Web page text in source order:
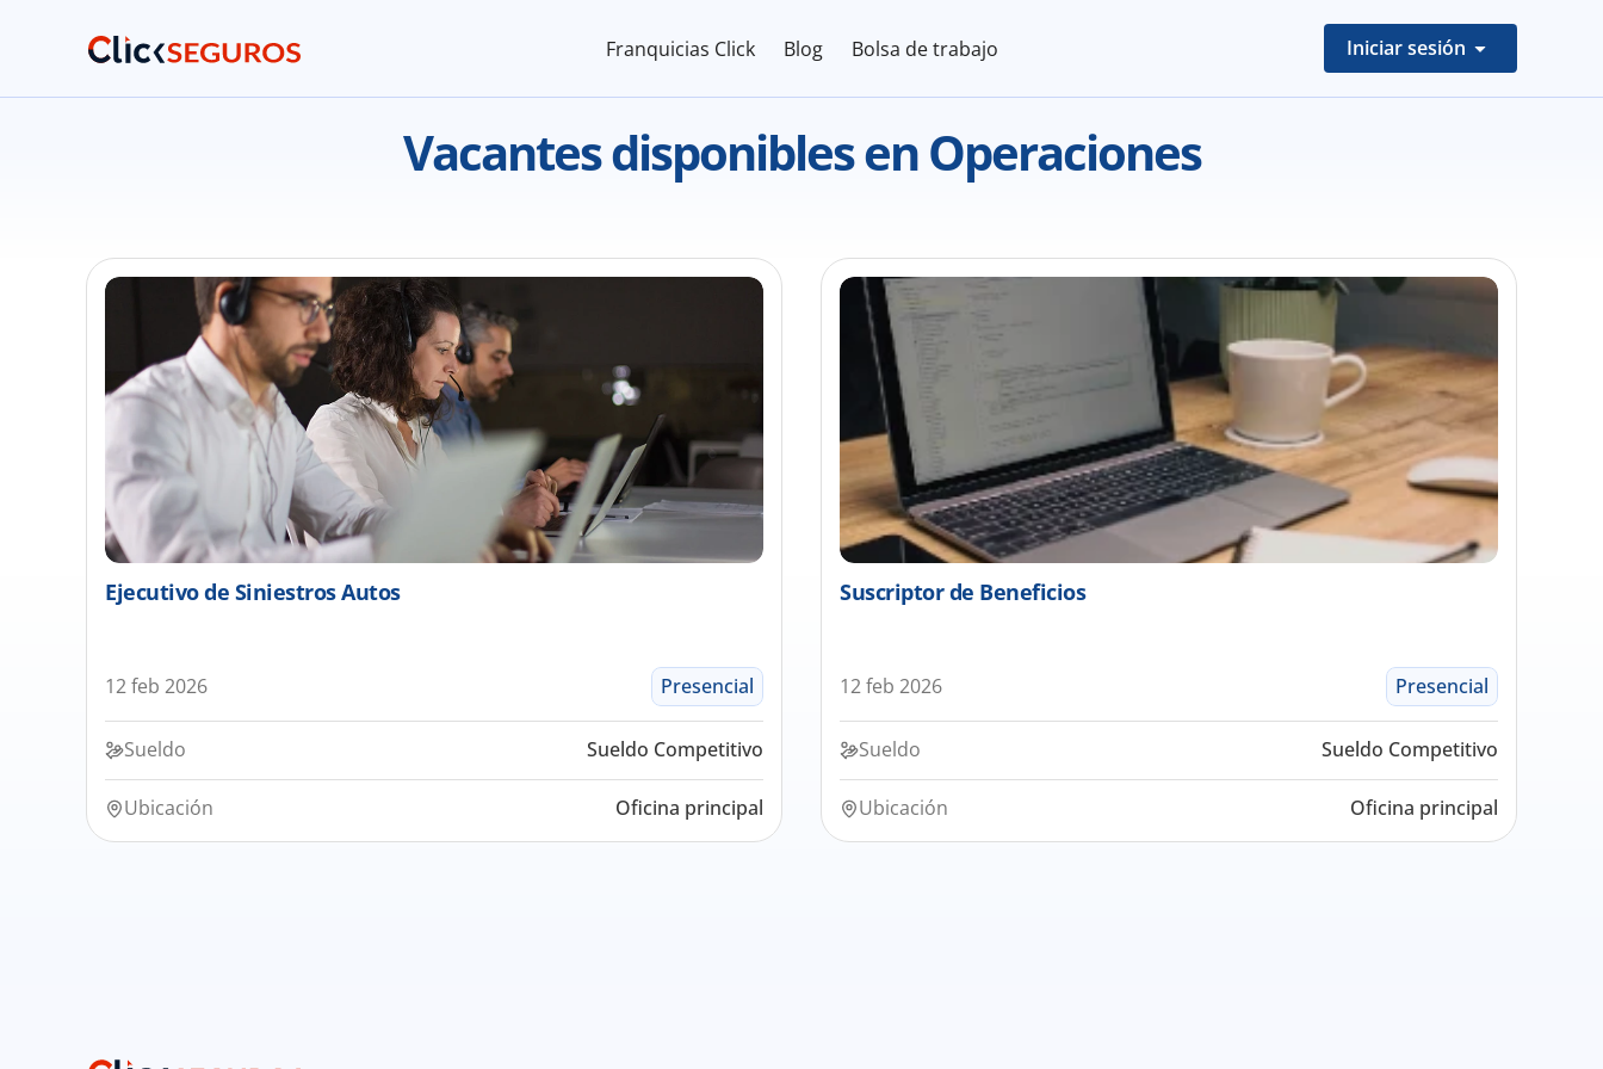
Franquicias Click Blog Bolsa de trabajo Iniciar sesión
Vacantes disponibles en Operaciones
Ejecutivo de Siniestros Autos
12 feb 2026 Presencial
Sueldo Sueldo Competitivo
Ubicación Oficina principal
Suscriptor de Beneficios
12 feb 2026 Presencial
Sueldo Sueldo Competitivo
Ubicación Oficina principal